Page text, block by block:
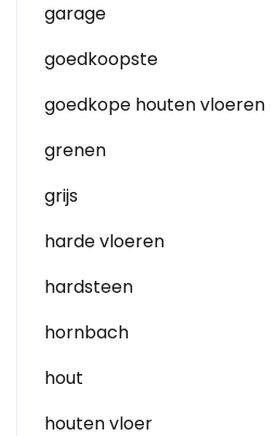
garage
goedkoopste
goedkope houten vloeren
grenen
grijs
harde vloeren
hardsteen
hornbach
hout
houten vloer